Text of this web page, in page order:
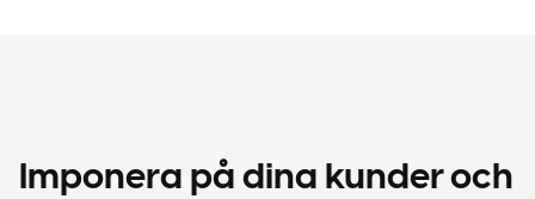
Imponera på dina kunder och